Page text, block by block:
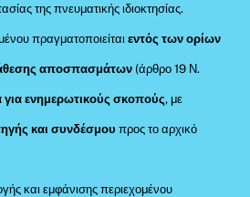
της πνευματικής ιδιοκτησίας.
πραγματοποιείταιεντός των ορίων
αποσπασμάτων (άρθρο 19 Ν.
για ενημερωτικούς σκοπούς, με
και συνδέσμου προς το αρχικό
και εμφάνισης περιεχομένου